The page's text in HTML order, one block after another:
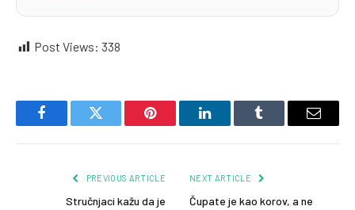
Post Views: 338
FacebookTwitter Pinterest LinkedInTumblr Email
PREVIOUS ARTICLE
Stručnjaci kažu da je
NEXT ARTICLE
Čupate je kao korov, a ne